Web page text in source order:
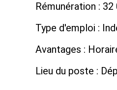
Rémunération :
Type d'emploi :
Avantages :
Lieu du poste :